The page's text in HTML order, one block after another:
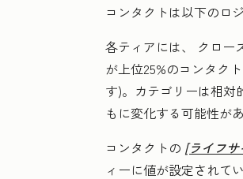
コンタクトは以下のロ
各ティアには、 クロー
が上位25%のコンタク
す)。カテゴリーは相対
もに変化する可能性が
コンタクトの [ライフ
ィーに値が設定されて